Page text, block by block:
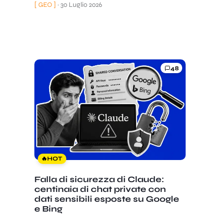
[ GEO ] ·30 Luglio 2026
48
🔥HOT
Falla di sicurezza di Claude:
centinaia di chat private con
dati sensibili esposte su Google
e Bing